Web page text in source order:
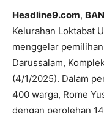
Headline9.com,
Kelurahan Loktabat
menggelar
Darussalam,
(4/1/2025). Dalam
400 warga, Rome
dengan perolehan